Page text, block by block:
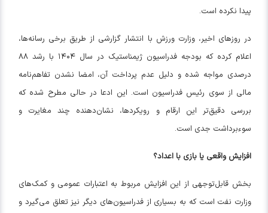
پیدا نکرده است.
در روزهای اخیر، وزارت ورزش با انتشار گزارشی از طریق برخی رسانه‌ها،
اعلام کرده که بودجه فدراسیون ژیمناستیک در سال ۱۴۰۴ با رشد ۸۸
درصدی مواجه شده و دلیل عدم پرداخت آن، امضا نشدن تفاهم‌نامه
مالی از سوی رئیس فدراسیون است. این ادعا در حالی مطرح شده که
بررسی دقیق‌تر این ارقام و رویکردها، نشان‌دهنده چند مغایرت و
سوءبرداشت جدی است.
افزایش واقعی یا بازی با اعداد؟
بخش قابل‌توجهی از این افزایش مربوط به اعتبارات عمومی و کمک‌های
وزارت نفت است که به بسیاری از فدراسیون‌های دیگر نیز تعلق می‌گیرد و